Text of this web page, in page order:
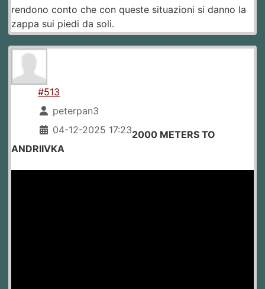
rendono conto che con queste situazioni si danno la
zappa sui piedi da soli.
#513
peterpan3
04-12-2025 17:232000 METERS TO
ANDRIIVKA